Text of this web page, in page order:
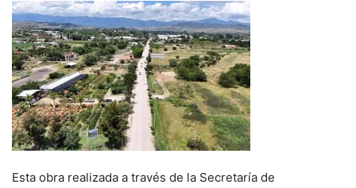
Esta obra realizada a través de la Secretaría de